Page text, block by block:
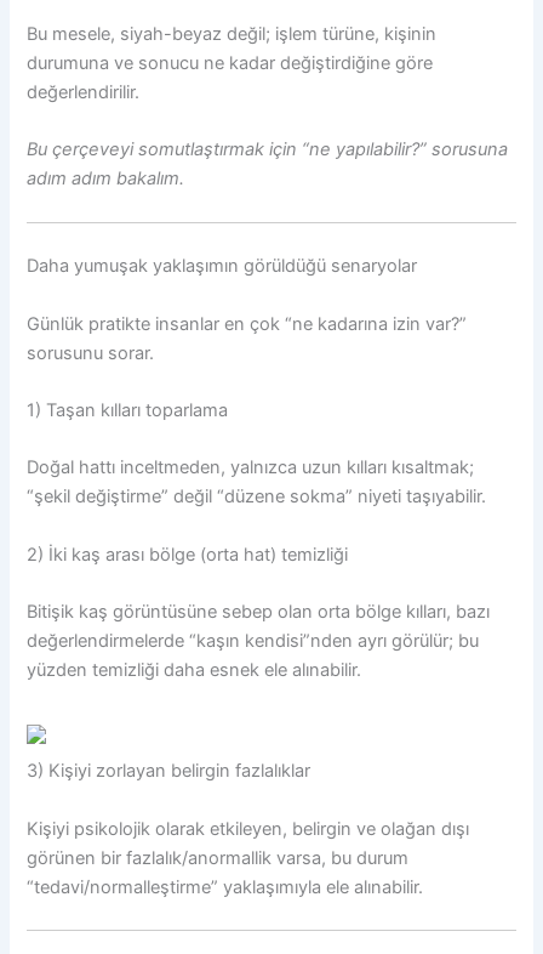
Bu mesele, siyah-beyaz değil; işlem türüne, kişinin
durumuna ve sonucu ne kadar değiştirdiğine göre
değerlendirilir.
Bu çerçeveyi somutlaştırmak için “ne yapılabilir?” sorusuna
adım adım bakalım.
Daha yumuşak yaklaşımın görüldüğü senaryolar
Günlük pratikte insanlar en çok “ne kadarına izin var?”
sorusunu sorar.
1) Taşan kılları toparlama
Doğal hattı inceltmeden, yalnızca uzun kılları kısaltmak;
“şekil değiştirme” değil “düzene sokma” niyeti taşıyabilir.
2) İki kaş arası bölge (orta hat) temizliği
Bitişik kaş görüntüsüne sebep olan orta bölge kılları, bazı
değerlendirmelerde “kaşın kendisi”nden ayrı görülür; bu
yüzden temizliği daha esnek ele alınabilir.
3) Kişiyi zorlayan belirgin fazlalıklar
Kişiyi psikolojik olarak etkileyen, belirgin ve olağan dışı
görünen bir fazlalık/anormallik varsa, bu durum
“tedavi/normalleştirme” yaklaşımıyla ele alınabilir.